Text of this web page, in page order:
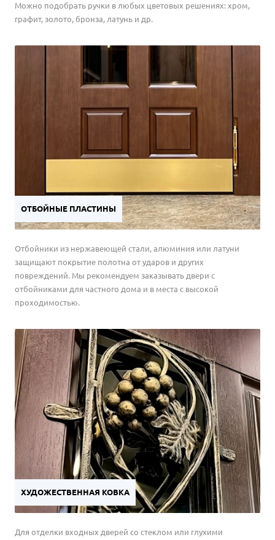
Можно подобрать ручки в любых цветовых решениях: хром,
графит, золото, бронза, латунь и др.
ОТБОЙНЫЕ ПЛАСТИНЫ
Отбойники из нержавеющей стали, алюминия или латуни
защищают покрытие полотна от ударов и других
повреждений. Мы рекомендуем заказывать двери с
отбойниками для частного дома и в места с высокой
проходимостью.
ХУДОЖЕСТВЕННАЯ КОВКА
Для отделки входных дверей со стеклом или глухими